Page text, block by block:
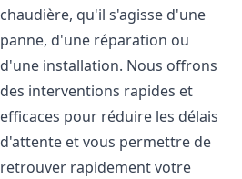
chaudière, qu'il s'agisse d'une
panne, d'une réparation ou
d'une installation. Nous offrons
des interventions rapides et
efficaces pour réduire les délais
d'attente et vous permettre de
retrouver rapidement votre